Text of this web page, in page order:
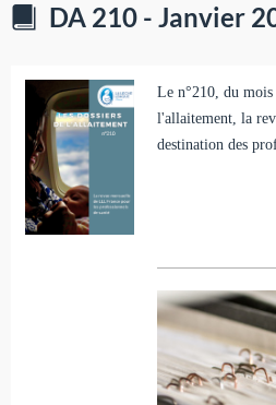
DA 210 - Janvier
Le n°210, du mois
l'allaitement, la
destination des